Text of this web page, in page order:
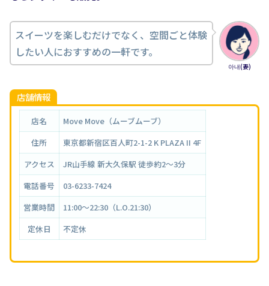
아내(妻)
スイーツを楽しむだけでなく、空間ごと体験
したい人におすすめの一軒です。
店舗情報
店名
Move Move（ムーブムーブ）
住所
東京都新宿区百人町2-1-2 K PLAZA II 4F
アクセス
JR山手線 新大久保駅 徒歩約2〜3分
電話番号
03-6233-7424
営業時間
11:00〜22:30（L.O.21:30）
定休日
不定休